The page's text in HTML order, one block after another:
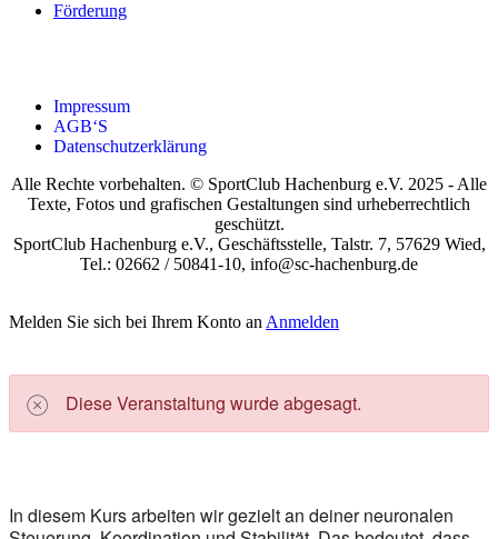
För­de­rung
Impres­sum
AGB‘S
Daten­schutz­er­klä­rung
Alle Rechte vorbehalten. © SportClub Hachenburg e.V. 2025 - Alle
Texte, Fotos und grafischen Gestaltungen sind urheberrechtlich
geschützt.
SportClub Hachenburg e.V., Geschäftsstelle, Talstr. 7, 57629 Wied,
Tel.: 02662 / 50841-10, info@sc-hachenburg.de
Melden Sie sich bei Ihrem Konto an Anmelden
Die­se Ver­an­stal­tung wur­de abge­sagt.
In die­sem Kurs arbei­ten wir gezielt an dei­ner neu­ro­na­len